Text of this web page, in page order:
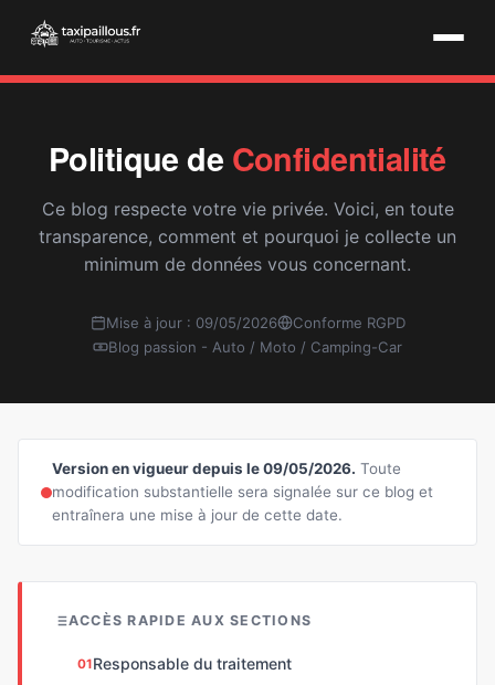
Politique de Confidentialité
Ce blog respecte votre vie privée. Voici, en toute
transparence, comment et pourquoi je collecte un
minimum de données vous concernant.
Mise à jour : 09/05/2026
Conforme RGPD
Blog passion - Auto / Moto / Camping-Car
Version en vigueur depuis le 09/05/2026. Toute
modification substantielle sera signalée sur ce blog et
entraînera une mise à jour de cette date.
ACCÈS RAPIDE AUX SECTIONS
Responsable du traitement